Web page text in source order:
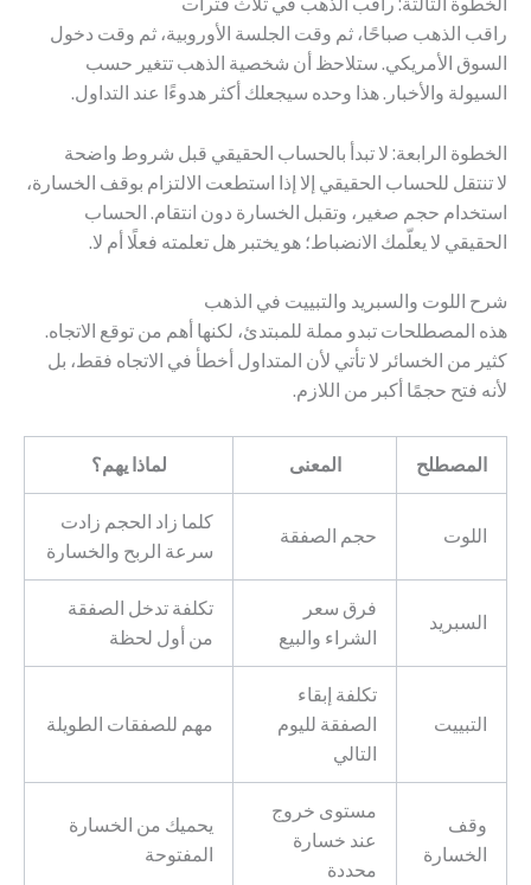
راقب الذهب صباحًا، ثم وقت الجلسة الأوروبية، ثم وقت دخول
السوق الأمريكي. ستلاحظ أن شخصية الذهب تتغير حسب
السيولة والأخبار. هذا وحده سيجعلك أكثر هدوءًا عند التداول.
الخطوة الرابعة: لا تبدأ بالحساب الحقيقي قبل شروط واضحة
لا تنتقل للحساب الحقيقي إلا إذا استطعت الالتزام بوقف الخسارة،
استخدام حجم صغير، وتقبل الخسارة دون انتقام. الحساب
الحقيقي لا يعلّمك الانضباط؛ هو يختبر هل تعلمته فعلًا أم لا.
شرح اللوت والسبريد والتبييت في الذهب
هذه المصطلحات تبدو مملة للمبتدئ، لكنها أهم من توقع الاتجاه.
كثير من الخسائر لا تأتي لأن المتداول أخطأ في الاتجاه فقط، بل
لأنه فتح حجمًا أكبر من اللازم.
المصطلح المعنى لماذا يهم؟
اللوت حجم الصفقة
كلما زاد الحجم زادت
سرعة الربح والخسارة
السبريد
فرق سعر
الشراء والبيع
تكلفة تدخل الصفقة
من أول لحظة
التبييت
تكلفة إبقاء
الصفقة لليوم
التالي
مهم للصفقات الطويلة
وقف
الخسارة
مستوى خروج
عند خسارة
محددة
يحميك من الخسارة
المفتوحة